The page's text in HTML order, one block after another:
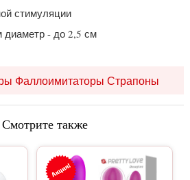
стимуляции
диаметр - до 2,5 см
Фаллоимитаторы Страпоны
Смотрите также